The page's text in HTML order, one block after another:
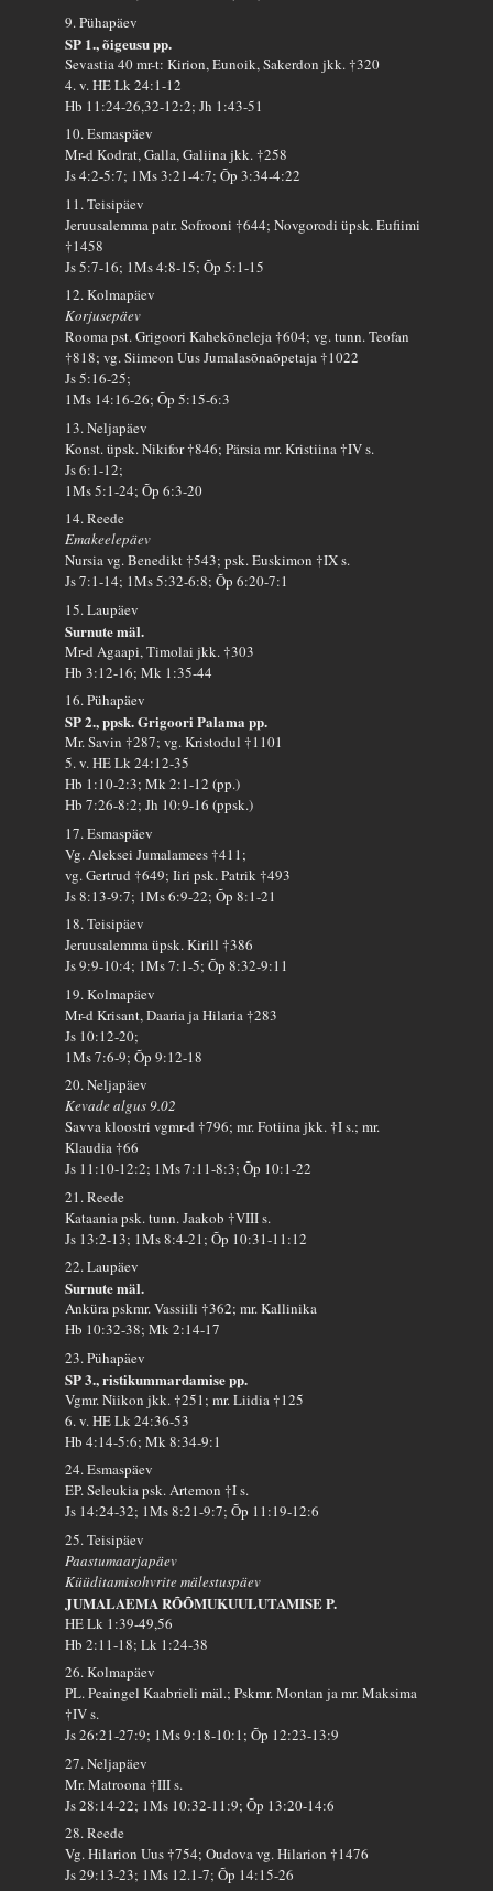
9. Pühapäev
SP 1., õigeusu pp.
Sevastia 40 mr-t: Kirion, Eunoik, Sakerdon jkk. †320
4. v. HE Lk 24:1-12
Hb 11:24-26,32-12:2; Jh 1:43-51
10. Esmaspäev
Mr-d Kodrat, Galla, Galiina jkk. †258
Js 4:2-5:7; 1Ms 3:21-4:7; Õp 3:34-4:22
11. Teisipäev
Jeruusalemma patr. Sofrooni †644; Novgorodi üpsk. Eufiimi
†1458
Js 5:7-16; 1Ms 4:8-15; Õp 5:1-15
12. Kolmapäev
Korjusepäev
Rooma pst. Grigoori Kahekõneleja †604; vg. tunn. Teofan
†818; vg. Siimeon Uus Jumalasõnaõpetaja †1022
Js 5:16-25;
1Ms 14:16-26; Õp 5:15-6:3
13. Neljapäev
Konst. üpsk. Nikifor †846; Pärsia mr. Kristiina †IV s.
Js 6:1-12;
1Ms 5:1-24; Õp 6:3-20
14. Reede
Emakeelepäev
Nursia vg. Benedikt †543; psk. Euskimon †IX s.
Js 7:1-14; 1Ms 5:32-6:8; Õp 6:20-7:1
15. Laupäev
Surnute mäl.
Mr-d Agaapi, Timolai jkk. †303
Hb 3:12-16; Mk 1:35-44
16. Pühapäev
SP 2., ppsk. Grigoori Palama pp.
Mr. Savin †287; vg. Kristodul †1101
5. v. HE Lk 24:12-35
Hb 1:10-2:3; Mk 2:1-12 (pp.)
Hb 7:26-8:2; Jh 10:9-16 (ppsk.)
17. Esmaspäev
Vg. Aleksei Jumalamees †411;
vg. Gertrud †649; Iiri psk. Patrik †493
Js 8:13-9:7; 1Ms 6:9-22; Õp 8:1-21
18. Teisipäev
Jeruusalemma üpsk. Kirill †386
Js 9:9-10:4; 1Ms 7:1-5; Õp 8:32-9:11
19. Kolmapäev
Mr-d Krisant, Daaria ja Hilaria †283
Js 10:12-20;
1Ms 7:6-9; Õp 9:12-18
20. Neljapäev
Kevade algus 9.02
Savva kloostri vgmr-d †796; mr. Fotiina jkk. †I s.; mr.
Klaudia †66
Js 11:10-12:2; 1Ms 7:11-8:3; Õp 10:1-22
21. Reede
Kataania psk. tunn. Jaakob †VIII s.
Js 13:2-13; 1Ms 8:4-21; Õp 10:31-11:12
22. Laupäev
Surnute mäl.
Anküra pskmr. Vassiili †362; mr. Kallinika
Hb 10:32-38; Mk 2:14-17
23. Pühapäev
SP 3., ristikummardamise pp.
Vgmr. Niikon jkk. †251; mr. Liidia †125
6. v. HE Lk 24:36-53
Hb 4:14-5:6; Mk 8:34-9:1
24. Esmaspäev
EP. Seleukia psk. Artemon †I s.
Js 14:24-32; 1Ms 8:21-9:7; Õp 11:19-12:6
25. Teisipäev
Paastumaarjapäev
Küüditamisohvrite mälestuspäev
JUMALAEMA RÕÕMUKUULUTAMISE P.
HE Lk 1:39-49,56
Hb 2:11-18; Lk 1:24-38
26. Kolmapäev
PL. Peaingel Kaabrieli mäl.; Pskmr. Montan ja mr. Maksima
†IV s.
Js 26:21-27:9; 1Ms 9:18-10:1; Õp 12:23-13:9
27. Neljapäev
Mr. Matroona †III s.
Js 28:14-22; 1Ms 10:32-11:9; Õp 13:20-14:6
28. Reede
Vg. Hilarion Uus †754; Oudova vg. Hilarion †1476
Js 29:13-23; 1Ms 12.1-7; Õp 14:15-26